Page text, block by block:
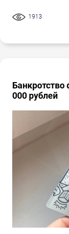
1913
Банкротство
000 рублей